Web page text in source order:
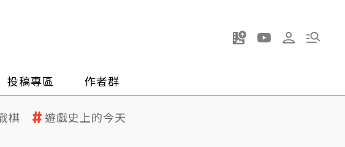
投稿專區 作者群
棋 遊戲史上的今天